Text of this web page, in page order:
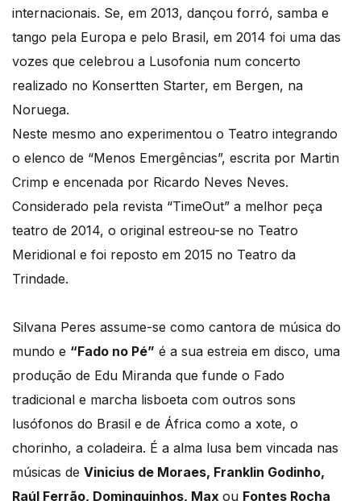
internacionais. Se, em 2013, dançou forró, samba e
tango pela Europa e pelo Brasil, em 2014 foi uma das
vozes que celebrou a Lusofonia num concerto
realizado no Konsertten Starter, em Bergen, na
Noruega.
Neste mesmo ano experimentou o Teatro integrando
o elenco de “Menos Emergências”, escrita por Martin
Crimp e encenada por Ricardo Neves Neves.
Considerado pela revista “TimeOut” a melhor peça
teatro de 2014, o original estreou-se no Teatro
Meridional e foi reposto em 2015 no Teatro da
Trindade.
Silvana Peres assume-se como cantora de música do
mundo e “Fado no Pé” é a sua estreia em disco, uma
produção de Edu Miranda que funde o Fado
tradicional e marcha lisboeta com outros sons
lusófonos do Brasil e de África como a xote, o
chorinho, a coladeira. É a alma lusa bem vincada nas
músicas de Vinicius de Moraes, Franklin Godinho,
Raúl Ferrão, Dominguinhos, Max ou Fontes Rocha